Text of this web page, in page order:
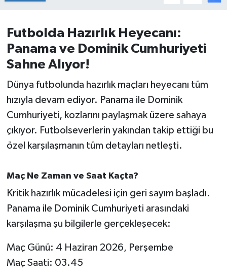
Futbolda Hazırlık Heyecanı:
Panama ve Dominik Cumhuriyeti
Sahne Alıyor!
Dünya futbolunda hazırlık maçları heyecanı tüm
hızıyla devam ediyor. Panama ile Dominik
Cumhuriyeti, kozlarını paylaşmak üzere sahaya
çıkıyor. Futbolseverlerin yakından takip ettiği bu
özel karşılaşmanın tüm detayları netleşti.
Maç Ne Zaman ve Saat Kaçta?
Kritik hazırlık mücadelesi için geri sayım başladı.
Panama ile Dominik Cumhuriyeti arasındaki
karşılaşma şu bilgilerle gerçekleşecek:
Maç Günü: 4 Haziran 2026, Perşembe
Maç Saati: 03.45
KENT GÜNDEMİ
Kepsut
KÜLTÜR-SANAT
MAGAZİN
MANŞET
Manyas
OLAY
OTOMOTİV